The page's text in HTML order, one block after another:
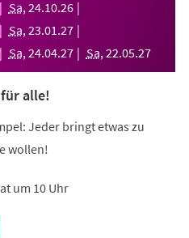
Sa, 24.10.26
Sa, 23.01 .27
Sa, 24.04.27 Sa, 22.05.27
alle!
Jeder bringt etwas zu
wollen!
um 10 Uhr